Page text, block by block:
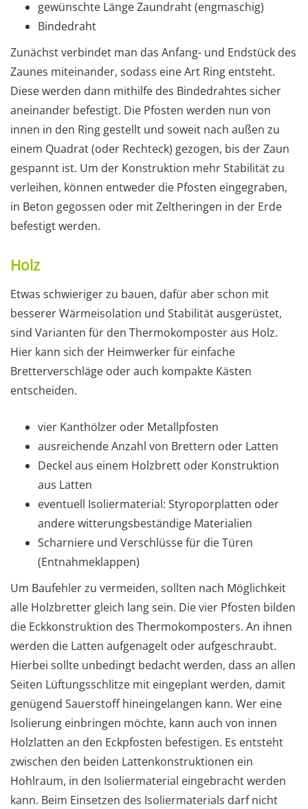
gewünschte Länge Zaundraht (engmaschig)
Bindedraht
Zunächst verbindet man das Anfang- und Endstück des
Zaunes miteinander, sodass eine Art Ring entsteht.
Diese werden dann mithilfe des Bindedrahtes sicher
aneinander befestigt. Die Pfosten werden nun von
innen in den Ring gestellt und soweit nach außen zu
einem Quadrat (oder Rechteck) gezogen, bis der Zaun
gespannt ist. Um der Konstruktion mehr Stabilität zu
verleihen, können entweder die Pfosten eingegraben,
in Beton gegossen oder mit Zeltheringen in der Erde
befestigt werden.
Holz
Etwas schwieriger zu bauen, dafür aber schon mit
besserer Wärmeisolation und Stabilität ausgerüstet,
sind Varianten für den Thermokomposter aus Holz.
Hier kann sich der Heimwerker für einfache
Bretterverschläge oder auch kompakte Kästen
entscheiden.
vier Kanthölzer oder Metallpfosten
ausreichende Anzahl von Brettern oder Latten
Deckel aus einem Holzbrett oder Konstruktion
aus Latten
eventuell Isoliermaterial: Styroporplatten oder
andere witterungsbeständige Materialien
Scharniere und Verschlüsse für die Türen
(Entnahmeklappen)
Um Baufehler zu vermeiden, sollten nach Möglichkeit
alle Holzbretter gleich lang sein. Die vier Pfosten bilden
die Eckkonstruktion des Thermokomposters. An ihnen
werden die Latten aufgenagelt oder aufgeschraubt.
Hierbei sollte unbedingt bedacht werden, dass an allen
Seiten Lüftungsschlitze mit eingeplant werden, damit
genügend Sauerstoff hineingelangen kann. Wer eine
Isolierung einbringen möchte, kann auch von innen
Holzlatten an den Eckpfosten befestigen. Es entsteht
zwischen den beiden Lattenkonstruktionen ein
Hohlraum, in den Isoliermaterial eingebracht werden
kann. Beim Einsetzen des Isoliermaterials darf nicht